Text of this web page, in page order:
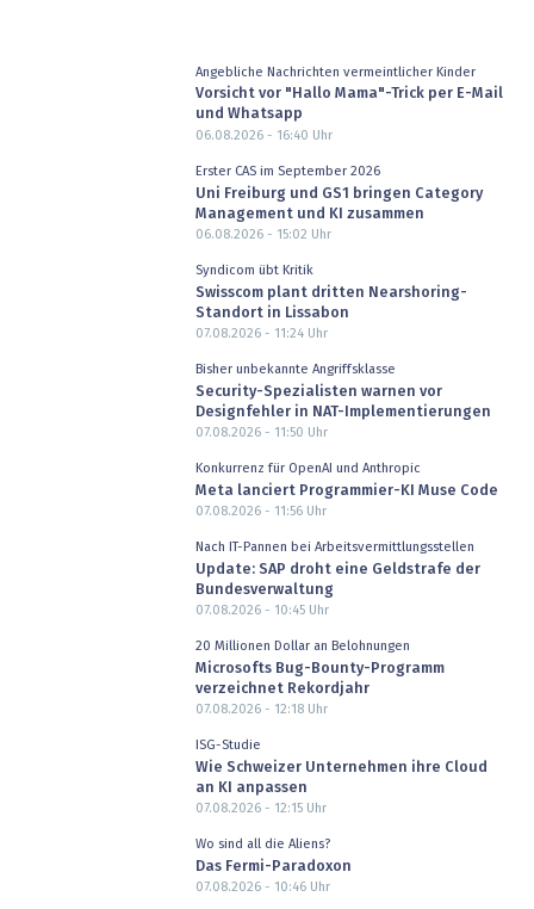
Angebliche Nachrichten vermeintlicher Kinder
Vorsicht vor "Hallo Mama"-Trick per E-Mail
und Whatsapp
06.08.2026 - 16:40 Uhr
Erster CAS im September 2026
Uni Freiburg und GS1 bringen Category
Management und KI zusammen
06.08.2026 - 15:02 Uhr
Syndicom übt Kritik
Swisscom plant dritten Nearshoring-
Standort in Lissabon
07.08.2026 - 11:24Uhr
Bisher unbekannte Angriffsklasse
Security-Spezialisten warnen vor
Designfehler in NAT-Implementierungen
07.08.2026 - 11:50 Uhr
Konkurrenz für OpenAI und Anthropic
Meta lanciert Programmier-KI Muse Code
07.08.2026 - 11:56Uhr
Nach IT-Pannen bei Arbeitsvermittlungsstellen
Update: SAP droht eine Geldstrafe der
Bundesverwaltung
07.08.2026 - 10:45Uhr
20 Millionen Dollar an Belohnungen
Microsofts Bug-Bounty-Programm
verzeichnet Rekordjahr
07.08.2026 - 12:18Uhr
ISG-Studie
Wie Schweizer Unternehmen ihre Cloud
an KI anpassen
07.08.2026 - 12:15Uhr
Wo sind all die Aliens?
Das Fermi-Paradoxon
07.08.2026 - 10:46Uhr